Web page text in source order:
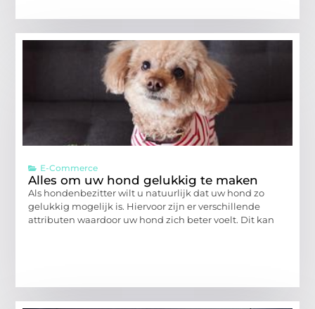
E-Commerce
Alles om uw hond gelukkig te maken
Als hondenbezitter wilt u natuurlijk dat uw hond zo
gelukkig mogelijk is. Hiervoor zijn er verschillende
attributen waardoor uw hond zich beter voelt. Dit kan